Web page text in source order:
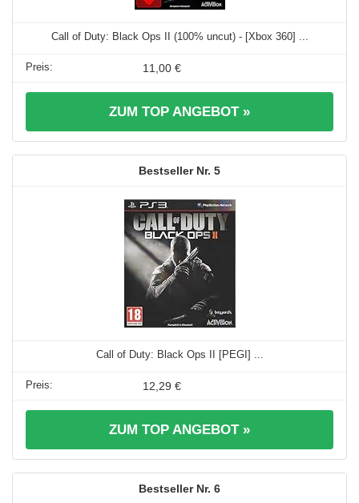
Call of Duty: Black Ops II (100% uncut) - [Xbox 360] ...
11,00 €
ZUM TOP ANGEBOT »
5
Call of Duty: Black Ops II [PEGI] ...
12,29 €
ZUM TOP ANGEBOT »
6